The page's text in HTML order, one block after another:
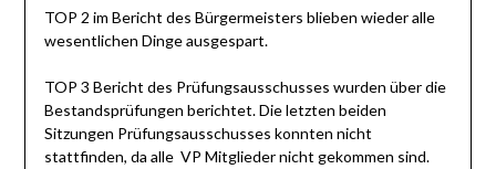
TOP 2 im Bericht des Bürgermeisters blieben wieder alle
wesentlichen Dinge ausgespart.
TOP 3 Bericht des Prüfungsausschusses wurden über die
Bestandsprüfungen berichtet. Die letzten beiden
Sitzungen Prüfungsausschusses konnten nicht
stattfinden, da alle VP Mitglieder nicht gekommen sind.